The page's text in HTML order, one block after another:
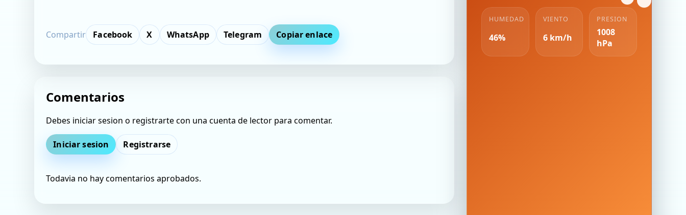
Compartir Facebook X WhatsApp Telegram Copiar enlace
Comentarios
Debes iniciar sesion o registrarte con una cuenta de lector para comentar.
Iniciar sesion Registrarse
Todavia no hay comentarios aprobados.
HUMEDAD
46%
VIENTO
6 km/h
PRESION
1008
hPa